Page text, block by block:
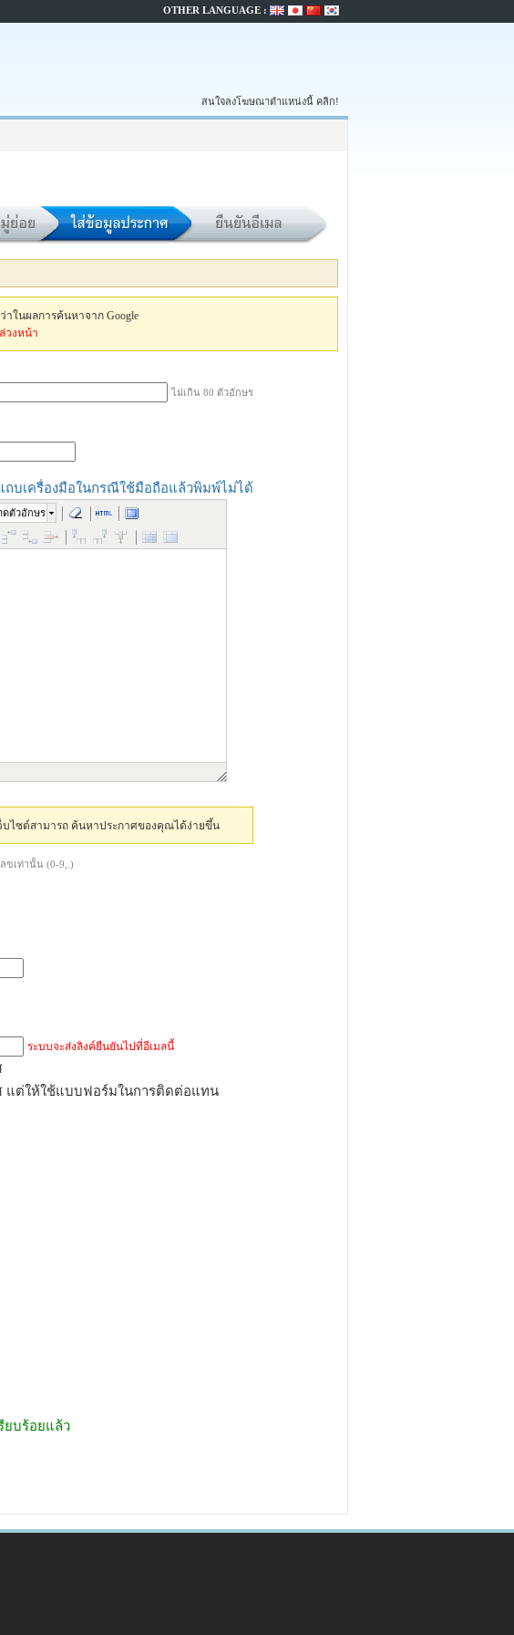
สนใจลงโฆษณาตำแหน่งนี้ คลิก!
OTHER LANGUAGE :
ในผลการค้นหาจาก Google
วงหน้า
ไม่เกิน 80 ตัวอักษร
ถบเครื่องมือในกรณีใช้มือถือแล้วพิมพ์ไม่ได้
ตัวอักษร
บไซต์สามารถ ค้นหาประกาศของคุณได้ง่ายขึ้น
ขเท่านั้น (0-9,.)
ระบบจะส่งลิงค์ยืนยันไปที่อีเมลนี้
แต่ให้ใช้แบบฟอร์มในการติดต่อแทน
ยบร้อยแล้ว